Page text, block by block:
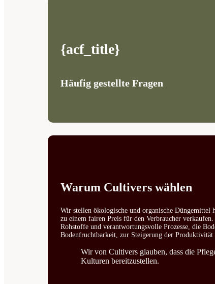
{acf_title}
Häufig gestellte Fragen
Warum Cultivers wählen
Wir stellen ökologische und organische
zu einem fairen Preis für den Verbraucher
Rohstoffe und verantwortungsvolle Prozesse, die
Bodenfruchtbarkeit, zur Steigerung der
Wir von Cultivers glauben, dass die
Kulturen bereitzustellen.